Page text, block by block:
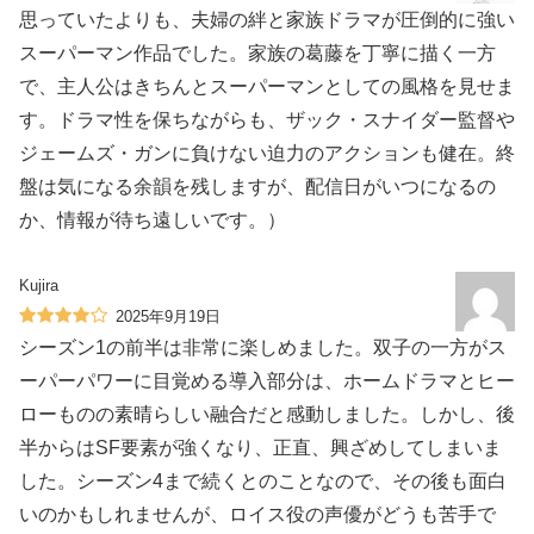
思っていたよりも、夫婦の絆と家族ドラマが圧倒的に強い
スーパーマン作品でした。家族の葛藤を丁寧に描く一方
で、主人公はきちんとスーパーマンとしての風格を見せま
す。ドラマ性を保ちながらも、ザック・スナイダー監督や
ジェームズ・ガンに負けない迫力のアクションも健在。終
盤は気になる余韻を残しますが、配信日がいつになるの
か、情報が待ち遠しいです。）
Kujira
2025年9月19日
シーズン1の前半は非常に楽しめました。双子の一方がス
ーパーパワーに目覚める導入部分は、ホームドラマとヒー
ローものの素晴らしい融合だと感動しました。しかし、後
半からはSF要素が強くなり、正直、興ざめしてしまいま
した。シーズン4まで続くとのことなので、その後も面白
いのかもしれませんが、ロイス役の声優がどうも苦手で